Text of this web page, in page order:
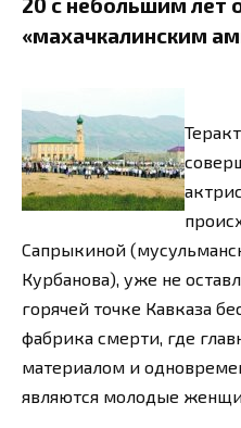
«махачкалинским
Сапрыкиной
Курбанова), уже не
горячей точке Кавказа
фабрика смерти, где
материалом и
являются молодые